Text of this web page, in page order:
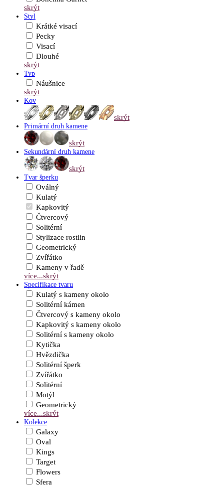
skrýt
Styl
Krátké visací
Pecky
Visací
Dlouhé
skrýt
Typ
Náušnice
skrýt
Kov
skrýt
Primární druh kamene
skrýt
Sekundární druh kamene
skrýt
Tvar šperku
Oválný
Kulatý
Kapkovitý
Čtvercový
Solitérní
Stylizace rostlin
Geometrický
Zvířátko
Kameny v řadě
více...skrýt
Specifikace tvaru
Kulatý s kameny okolo
Solitérní kámen
Čtvercový s kameny okolo
Kapkovitý s kameny okolo
Solitérní s kameny okolo
Kytička
Hvězdička
Solitérní šperk
Zvířátko
Solitérní
Motýl
Geometrický
více...skrýt
Kolekce
Galaxy
Oval
Kings
Target
Flowers
Sfera